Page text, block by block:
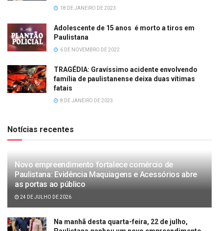
18 DE JANEIRO DE 2023
Adolescente de 15 anos é morto a tiros em
Paulistana
6 DE NOVEMBRO DE 2022
TRAGÉDIA: Gravíssimo acidente envolvendo
família de paulistanense deixa duas vítimas
fatais
8 DE JANEIRO DE 2023
Notícias recentes
Novo empreendimento fortalece comércio de
Paulistana: Evidência Maquiagens e Acessórios abre
as portas ao público
24 DE JULHO DE 2026
Na manhã desta quarta-feira, 22 de julho,